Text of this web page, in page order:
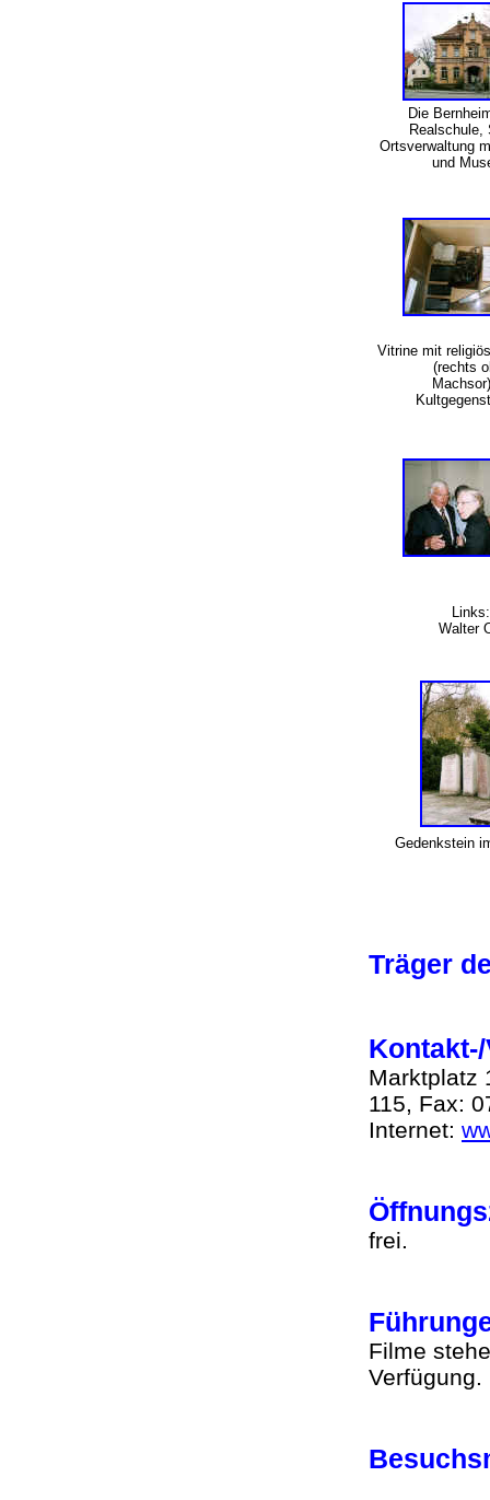
Die
Realschule,
Ortsverwaltung
und
Vitrine mit
(rechts
Walter
Gedenkstein
Träger
Marktplatz
115, Fax:
Internet:
frei.
Filme